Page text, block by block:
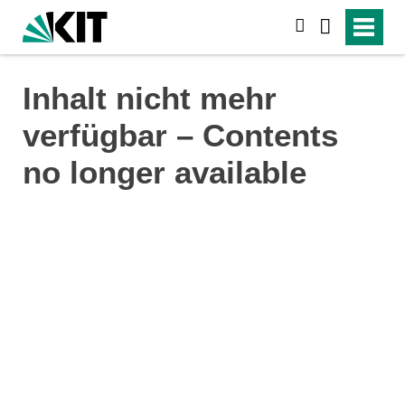
Inhalt nicht mehr
verfügbar – Contents
no longer available